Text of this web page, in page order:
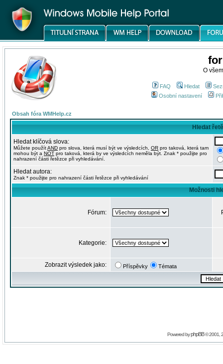
O
FAQ Hledat
Osobní nastavení
Obsah fóra WMHelp.cz
Hledat
Hledat klíčová slova:
Můžete použítAND pro slova, která musí být ve výsledcích, OR pro taková, která tam
mohou být a NOT pro taková, která by ve výsledcích neměla být. Znak * použijte pro
nahrazení části řetězce při vyhledávání.
Hledat autora:
Znak * použijte pro nahrazení části řetězce při vyhledávání
Možnosti
Fórum:
Kategorie:
Zobrazit výsledek jako: Příspěvky Témata
Powered byphpBB© 2001,